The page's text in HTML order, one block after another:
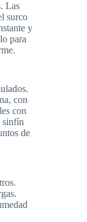
Las
surco
y
para
con
con
sinfín
de